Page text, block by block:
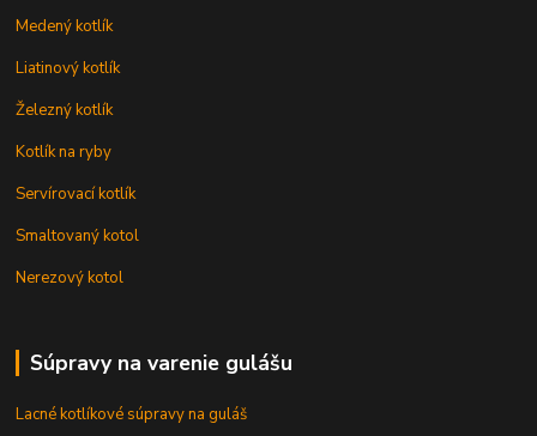
Medený kotlík
Liatinový kotlík
Železný kotlík
Kotlík na ryby
Servírovací kotlík
Smaltovaný kotol
Nerezový kotol
Súpravy na varenie gulášu
Lacné kotlíkové súpravy na guláš